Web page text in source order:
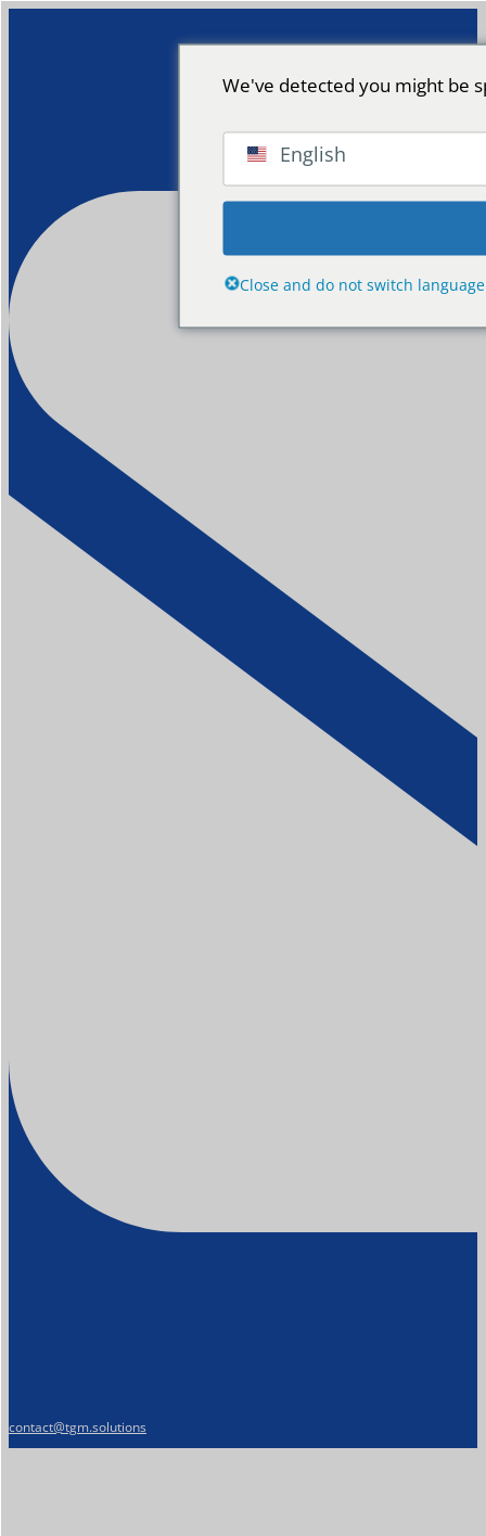
contact@tgm.solutions
We've detected you might be
English
Close and do not switch language